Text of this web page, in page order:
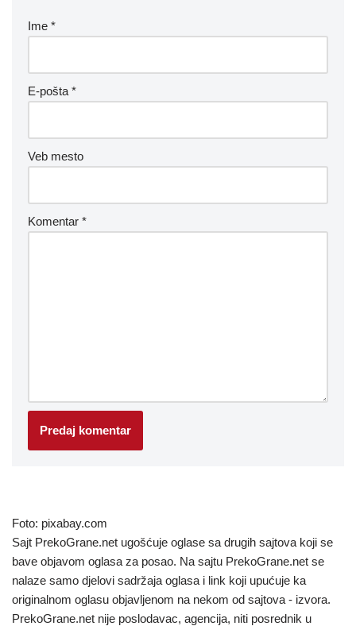
Ime *
E-pošta *
Veb mesto
Komentar *
Foto: pixabay.com
Sajt PrekoGrane.net ugošćuje oglase sa drugih sajtova koji se
bave objavom oglasa za posao. Na sajtu PrekoGrane.net se
nalaze samo djelovi sadržaja oglasa i link koji upućuje ka
originalnom oglasu objavljenom na nekom od sajtova - izvora.
PrekoGrane.net nije poslodavac, agencija, niti posrednik u